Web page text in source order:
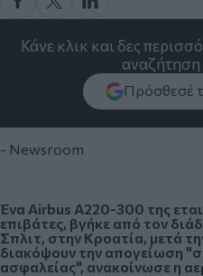
Κάνε κλικ και δες
αναζήτηση
Πρόσθεσέ
- Newsroom
Ένα Airbus A220-300 της
επιβάτες, βγήκε από τον
Σπλιτ, στην Κροατία, μετά
διακόψουν την απογείωση
ασφαλείας", ανακοίνωσε η